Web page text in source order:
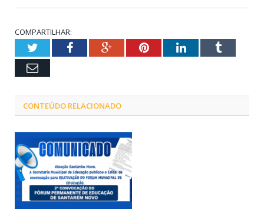
COMPARTILHAR:
TwitterFacebookGoogle+PinterestLinkedInTumblr
Email
CONTEÚDO RELACIONADO